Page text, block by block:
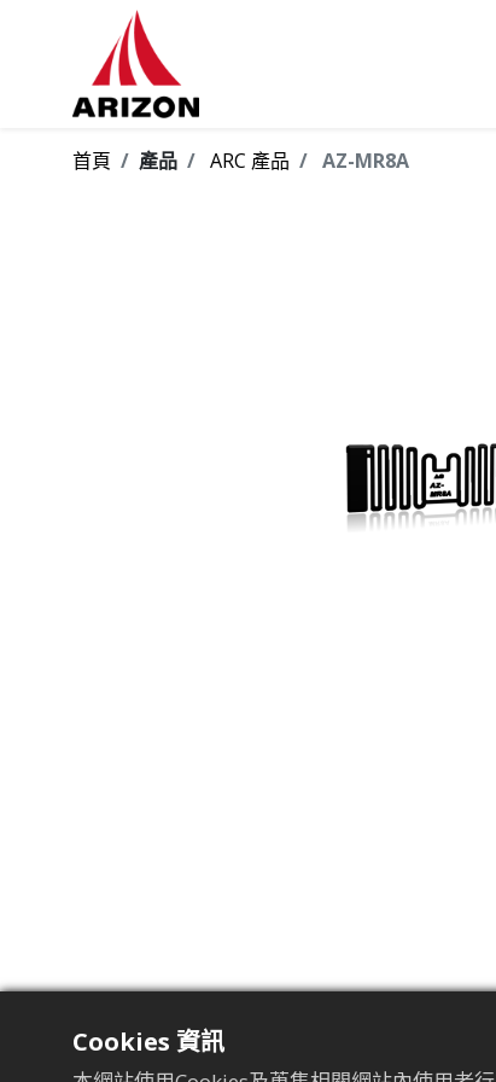
首頁 產品 ARC 產品 AZ-MR8A
Cookies 資訊